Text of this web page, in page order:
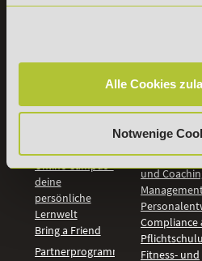
Alle Cookies
Notwenige
Fördermöglichkeiten
Check
Online Campus -
deine
persönliche
Lernwelt
Bring a Friend
Partnerprogramm
Bildung &
Digitales
Künstliche
Intelligenz
Vertrieb
und
Compliance
Fitness- und